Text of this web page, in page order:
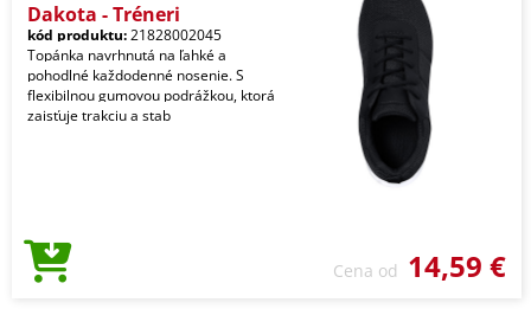
Dakota - Tréneri
kód produktu:21828002045
Topánka navrhnutá na ľahké a
pohodlné každodenné nosenie. S
flexibilnou gumovou podrážkou, ktorá
zaisťuje trakciu a stab
Cena od 14,59 €